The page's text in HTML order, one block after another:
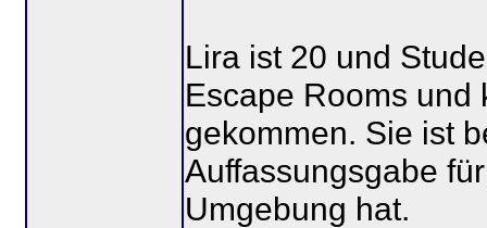
Lira ist 20 und
Escape Rooms und
gekommen. Sie ist
Auffassungsgabe
Umgebung hat.